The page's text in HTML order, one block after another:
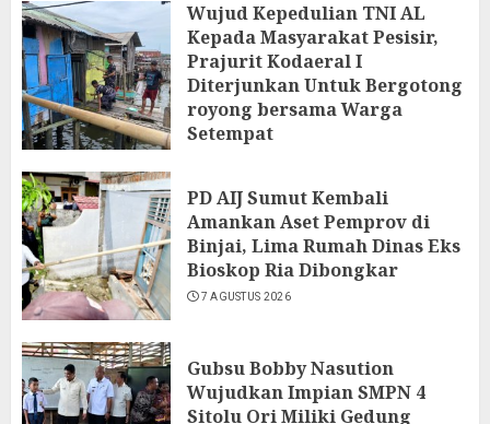
Wujud Kepedulian TNI AL
Kepada Masyarakat Pesisir,
Prajurit Kodaeral I
Diterjunkan Untuk Bergotong
royong bersama Warga
Setempat
PD AIJ Sumut Kembali
Amankan Aset Pemprov di
Binjai, Lima Rumah Dinas Eks
Bioskop Ria Dibongkar
7 AGUSTUS 2026
Gubsu Bobby Nasution
Wujudkan Impian SMPN 4
Sitolu Ori Miliki Gedung